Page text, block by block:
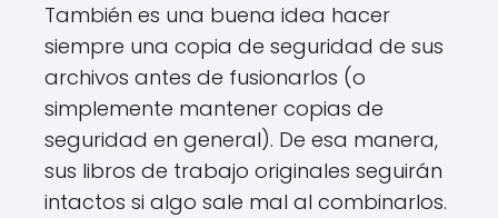
También es una buena idea hacer
siempre una copia de seguridad de sus
archivos antes de fusionarlos (o
simplemente mantener copias de
seguridad en general). De esa manera,
sus libros de trabajo originales seguirán
intactos si algo sale mal al combinarlos.